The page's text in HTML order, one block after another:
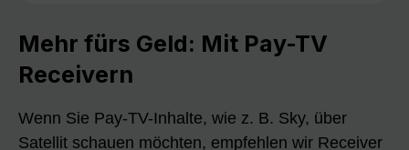
Mehr fürs Geld: Mit Pay-TV
Receivern
Wenn Sie Pay-TV-Inhalte, wie z. B. Sky, über
Satellit schauen möchten, empfehlen wir Receiver